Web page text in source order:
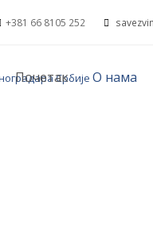
+381 66 8105 252
Почетак О нама